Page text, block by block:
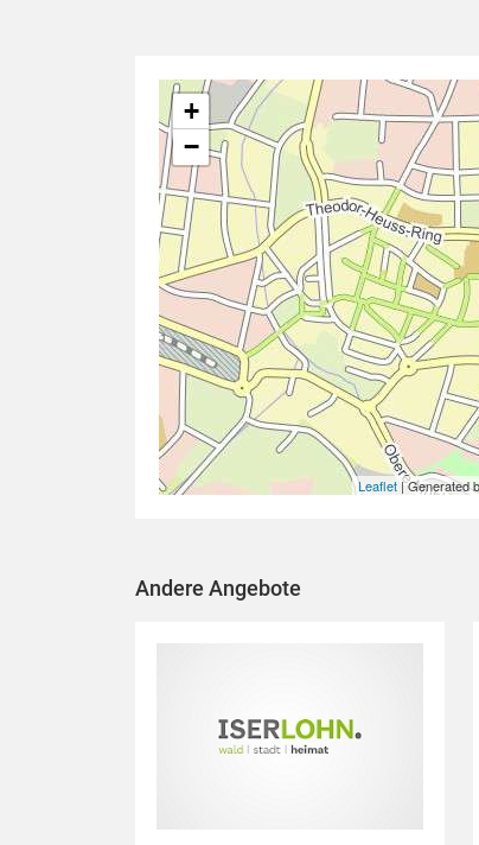
+
−
Leaflet | Generated
Andere Angebote